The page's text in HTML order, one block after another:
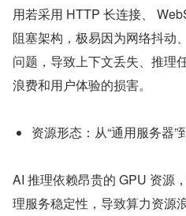
用若采用 HTTP 长连接、
阻塞架构，极易因为网络抖动
问题，导致上下文丢失、推理
浪费和用户体验的损害。
资源形态：从“通用服务器”
AI 推理依赖昂贵的 GPU 资源
理服务稳定性，导致算力资源